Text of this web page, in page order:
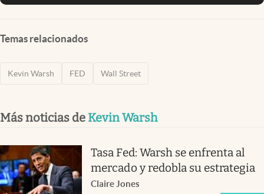
Temas relacionados
Kevin Warsh FED Wall Street
Más noticias de Kevin Warsh
Tasa Fed: Warsh se enfrenta al
mercado y redobla su estrategia
Claire Jones